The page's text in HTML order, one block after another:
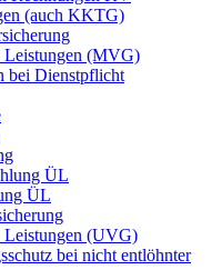
(auch KKTG)
Leistungen (MVG)
bei Dienstpflicht
ÜL
ÜL
Leistungen (UVG)
bei nicht entlöhnter